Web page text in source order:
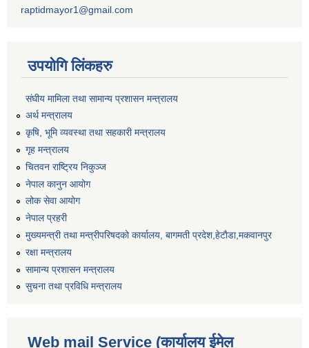
raptidmayor1@gmail.com
उपयोगि लिंकहरु
संघीय मामिला तथा सामान्य प्रशासन मन्त्रालय
अर्थ मन्त्रालय
कृषि, भूमि व्यवस्था तथा सहकारी मन्त्रालय
गृह मन्त्रालय
चितवन राष्ट्रिय निकुञ्ज
नेपाल कानुन आयोग
लोक सेवा आयोग
नेपाल प्रहरी
मुख्यमन्त्री तथा मन्त्रीपरिषदको कार्यालय, बागमती प्रदेश,हेटाैडा,मकवानपुर
रक्षा मन्त्रालय
सामान्य प्रशासन मन्त्रालय
सुचना तथा प्रविधि मन्त्रालय
Web mail Service (कार्यालय ईमेल